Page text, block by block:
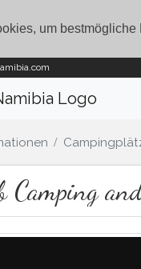
um
Camping